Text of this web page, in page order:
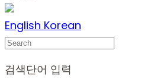
English Korean
Search
검색단어 입력